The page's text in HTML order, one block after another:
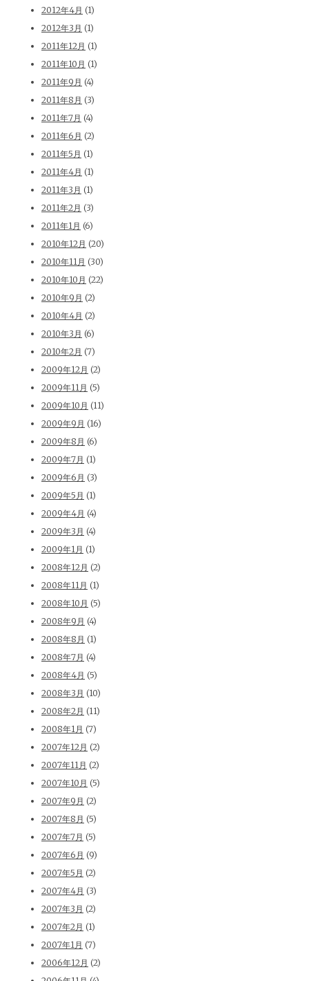
2012年4月 (1)
2012年3月 (1)
2011年12月 (1)
2011年10月 (1)
2011年9月 (4)
2011年8月 (3)
2011年7月 (4)
2011年6月 (2)
2011年5月 (1)
2011年4月 (1)
2011年3月 (1)
2011年2月 (3)
2011年1月 (6)
2010年12月 (20)
2010年11月 (30)
2010年10月 (22)
2010年9月 (2)
2010年4月 (2)
2010年3月 (6)
2010年2月 (7)
2009年12月 (2)
2009年11月 (5)
2009年10月 (11)
2009年9月 (16)
2009年8月 (6)
2009年7月 (1)
2009年6月 (3)
2009年5月 (1)
2009年4月 (4)
2009年3月 (4)
2009年1月 (1)
2008年12月 (2)
2008年11月 (1)
2008年10月 (5)
2008年9月 (4)
2008年8月 (1)
2008年7月 (4)
2008年4月 (5)
2008年3月 (10)
2008年2月 (11)
2008年1月 (7)
2007年12月 (2)
2007年11月 (2)
2007年10月 (5)
2007年9月 (2)
2007年8月 (5)
2007年7月 (5)
2007年6月 (9)
2007年5月 (2)
2007年4月 (3)
2007年3月 (2)
2007年2月 (1)
2007年1月 (7)
2006年12月 (2)